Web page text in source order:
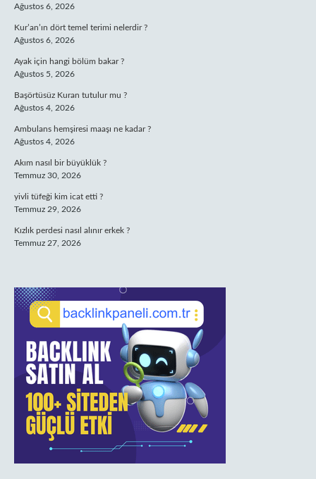
Ağustos 6, 2026
Kur’an’ın dört temel terimi nelerdir ?
Ağustos 6, 2026
Ayak için hangi bölüm bakar ?
Ağustos 5, 2026
Başörtüsüz Kuran tutulur mu ?
Ağustos 4, 2026
Ambulans hemşiresi maaşı ne kadar ?
Ağustos 4, 2026
Akım nasıl bir büyüklük ?
Temmuz 30, 2026
yivli tüfeği kim icat etti ?
Temmuz 29, 2026
Kızlık perdesi nasıl alınır erkek ?
Temmuz 27, 2026